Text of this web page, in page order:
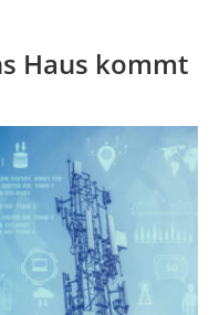
Haus kommt